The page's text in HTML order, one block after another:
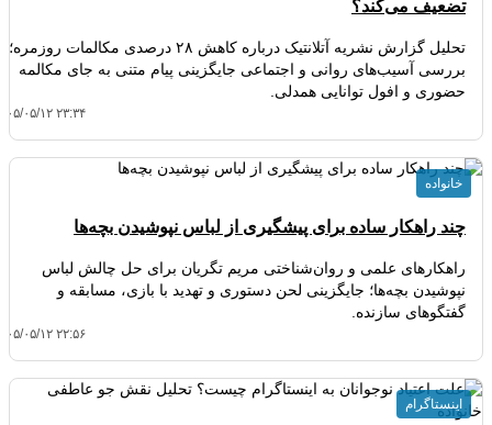
تضعیف می‌کند؟
تحلیل گزارش نشریه آتلانتیک درباره کاهش ۲۸ درصدی مکالمات روزمره؛
بررسی آسیب‌های روانی و اجتماعی جایگزینی پیام متنی به جای مکالمه
حضوری و افول توانایی همدلی.
۱۴۰۵/۰۵/۱۲
چند راهکار ساده برای پیشگیری از لباس نپوشیدن بچه‌ها
راهکارهای علمی و روان‌شناختی مریم تگریان برای حل چالش لباس
نپوشیدن بچه‌ها؛ جایگزینی لحن دستوری و تهدید با بازی، مسابقه و
گفتگوهای سازنده.
۱۴۰۵/۰۵/۱۲
خانواده
اینستاگرام